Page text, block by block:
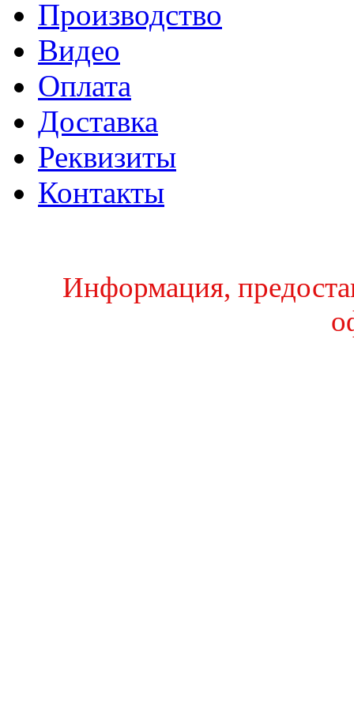
Производство
Видео
Оплата
Доставка
Реквизиты
Контакты
Информация,